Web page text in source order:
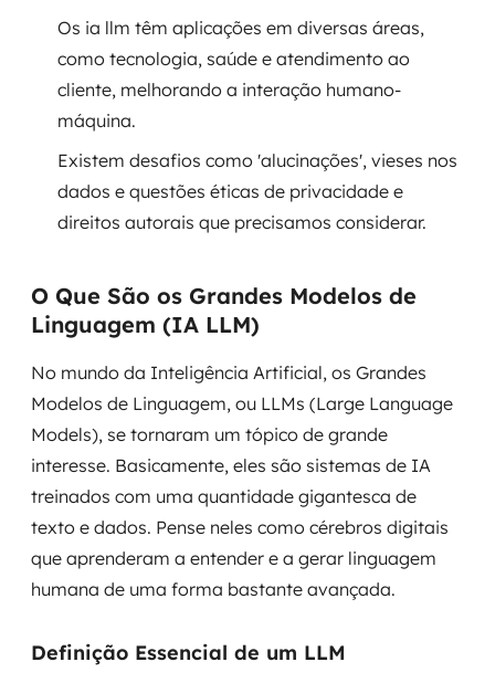
Suporte a banco de dados
FinOps
Billing Cloud
Gestão de infraestrutura
Escalar com segurança
Pentest
DevSecOps
MSS
Consultoria de segurança
Simulação de Phishing
Segurança de aplicações e Cloud
Os ia llm têm aplicações em diversas áreas,
como tecnologia, saúde e atendimento ao
cliente, melhorando a interação humano-
máquina.
Existem desafios como 'alucinações', vieses nos
dados e questões éticas de privacidade e
direitos autorais que precisamos considerar.
O Que São os Grandes Modelos de
Linguagem (IA LLM)
No mundo da Inteligência Artificial, os Grandes
Modelos de Linguagem, ou LLMs (Large Language
Models), se tornaram um tópico de grande
interesse. Basicamente, eles são sistemas de IA
treinados com uma quantidade gigantesca de
texto e dados. Pense neles como cérebros digitais
que aprenderam a entender e a gerar linguagem
humana de uma forma bastante avançada.
Definição Essencial de um LLM